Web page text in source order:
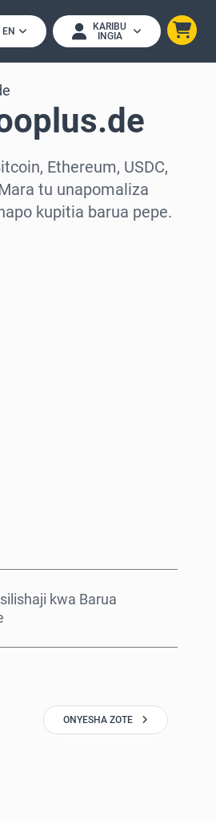
EN
KARIBU
INGIA
Ethereum, USDC,
tu unapomaliza
kupitia barua pepe.
kwa Barua
ONYESHA ZOTE